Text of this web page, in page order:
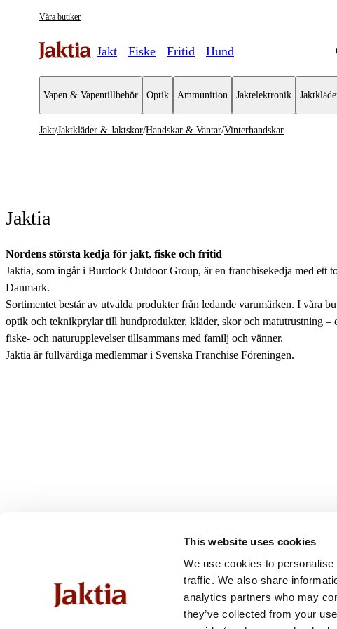
This website uses cookies
We use cookies to
traffic. We also share
analytics partners who may
they’ve collected from your
Våra butiker
Jakt Fiske Fritid Hund
Vapen & Vapentillbehör Optik Ammunition Jaktelektronik
Jaktställ
Byxor & Shorts
Västar
Kängor & Skor
Jakt/Jaktkläder & Jaktskor/Handskar & Vantar/Vinterhandskar
Jaktia
Nordens största kedja för jakt, fiske och fritid
Jaktia, som ingår i Burdock Outdoor Group, är en franchisekedja med ett
Danmark.
Sortimentet består av utvalda produkter från ledande varumärken. I våra
optik och teknikprylar till hundprodukter, kläder, skor och matutrustning –
fiske- och naturupplevelser tillsammans med familj och vänner.
Jaktia är fullvärdiga medlemmar i Svenska Franchise Föreningen.